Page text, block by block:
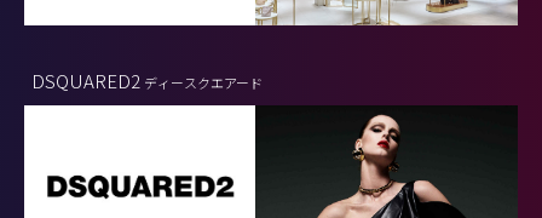
DSQUARED2 ディースクエアード